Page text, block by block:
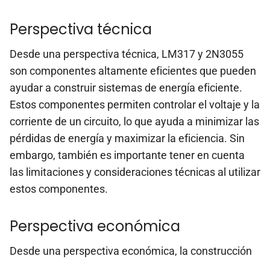
Perspectiva técnica
Desde una perspectiva técnica, LM317 y 2N3055
son componentes altamente eficientes que pueden
ayudar a construir sistemas de energía eficiente.
Estos componentes permiten controlar el voltaje y la
corriente de un circuito, lo que ayuda a minimizar las
pérdidas de energía y maximizar la eficiencia. Sin
embargo, también es importante tener en cuenta
las limitaciones y consideraciones técnicas al utilizar
estos componentes.
Perspectiva económica
Desde una perspectiva económica, la construcción